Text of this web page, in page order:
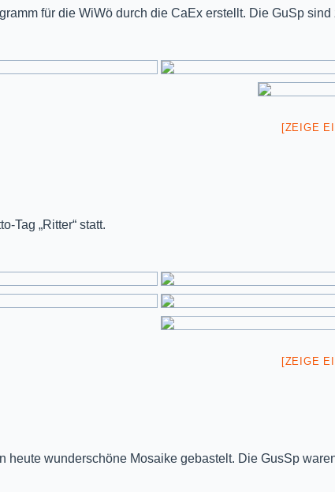
für die WiWö durch die CaEx erstellt. Die GuSp
[ZEIGE
Tag „Ritter“ statt.
[ZEIGE
heute wunderschöne Mosaike gebastelt. Die GusSp